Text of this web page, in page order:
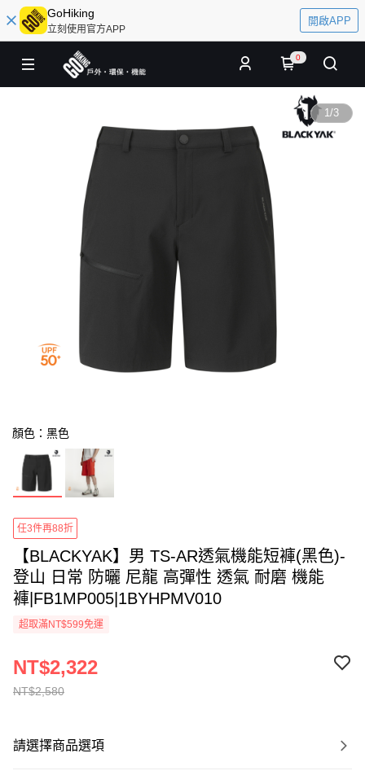
GoHiking
立刻使用官方APP
開啟APP
0
1/3
顏色：黑色
任3件再88折
【BLACKYAK】男 TS-AR透氣機能短褲(黑色)-
登山 日常 防曬 尼龍 高彈性 透氣 耐磨 機能
褲|FB1MP005|1BYHPMV010
超取滿NT$599免運
NT$2,580
NT$2,322
請選擇商品選項